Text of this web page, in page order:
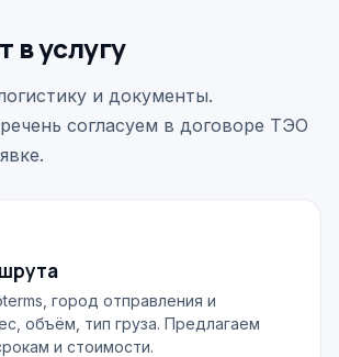
в услугу
и документы.
согласуем в договоре ТЭО
город отправления и
объём, тип груза. Предлагаем
и стоимости.